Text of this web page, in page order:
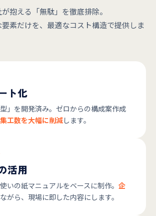
抱える「無駄」を徹底排除。
素だけを、最適なコスト構造で提供しま
ト化
」を開発済み。ゼロからの構成案作成
工数を大幅に削減します。
活用
いの紙マニュアルをベースに制作。 企
がら、現場に即した内容にします。